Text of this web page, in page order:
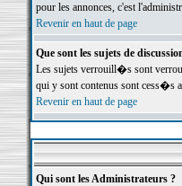
pour les annonces, c'est
Revenir en haut de page
Que sont les sujets de
Les sujets verrouill�s sont
qui y sont contenus sont cess�s
Revenir en haut de page
Qui sont les Administrateurs ?